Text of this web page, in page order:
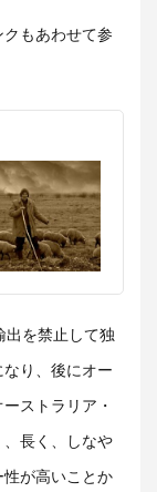
もあわせて参
出を禁止して独
り、後にオー
ストラリア・
長く、しなや
が高いことか